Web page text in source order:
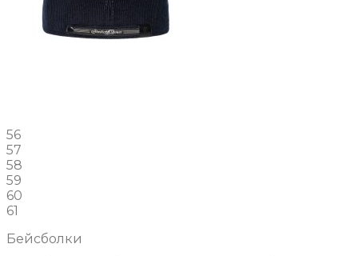
56
57
58
59
60
61
Бейсболки